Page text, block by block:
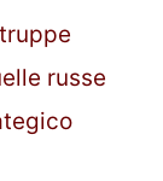
russe